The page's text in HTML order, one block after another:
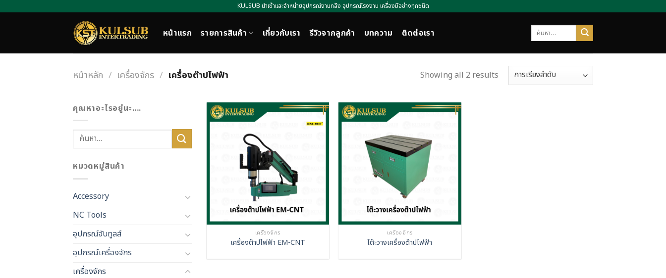
KULSUB นำเข้าและจำหน่ายอุปกรณ์งานกลึง อุปกรณ์โรงงาน เครื่องมือช่างทุกชนิด
หน้าแรก รายการสินค้า เกี่ยวกับเรา รีวิวจากลูกค้า บทความ ติดต่อเรา ค้นหา:
หน้าหลัก / เครื่องจักร / เครื่องต๊าปไฟฟ้า Showing all 2 results
คุณหาอะไรอยู่นะ….
ค้นหา:
หมวดหมู่สินค้า
Accessory
NC Tools
อุปกรณ์จับทูลส์
อุปกรณ์เครื่องจักร
เครื่องจักร
เครื่องจักร
เครื่องต๊าปไฟฟ้า EM-CNT
เครื่องจักร
โต๊ะวางเครื่องต๊าปไฟฟ้า